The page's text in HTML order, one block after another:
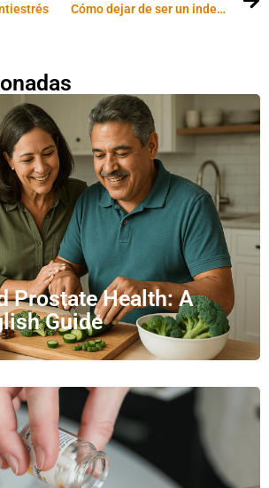
Cómo dejar de ser un indeciso
Prostate Health: A
Guide